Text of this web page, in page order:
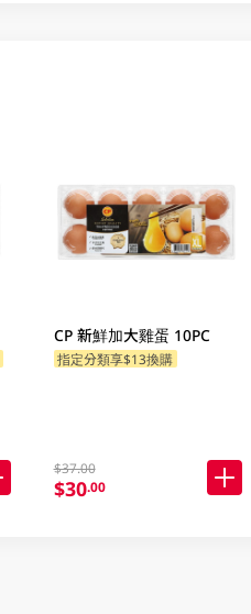
CP 新鮮加大雞蛋 10PC
指定分類享$13換購
$37.00
$30.00